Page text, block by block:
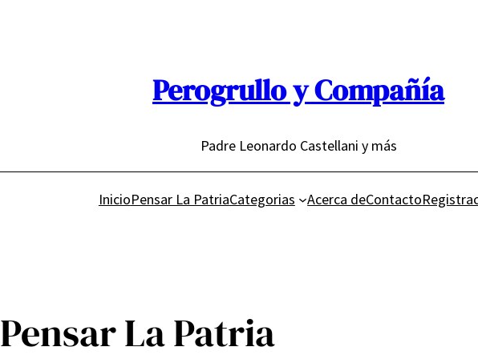
Perogrullo y Compañía
Padre Leonardo Castellani y más
InicioPensar La PatriaCategorias Acerca deContacto
Pensar La Patria